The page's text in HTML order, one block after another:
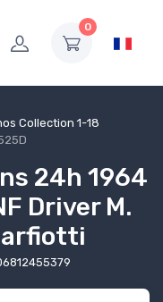
0
Collection 1-18
24h 1964
Driver M.